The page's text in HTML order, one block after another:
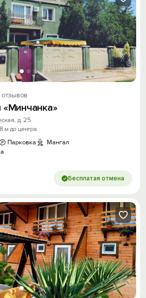
отзывов
«Минчанка»
д. 25
м до центра
Парковка
Мангал
Бесплатая отмена